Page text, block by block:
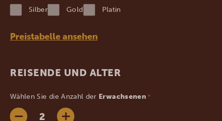
JJJJ
Silber Gold Platin
Preistabelle ansehen
REISENDE UND ALTER
Wählen Sie die Anzahl der Erwachsenen *